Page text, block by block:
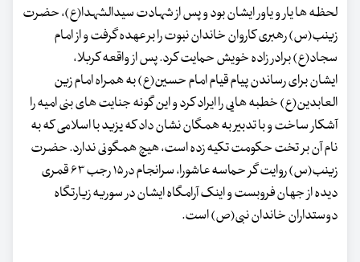
لحظه ها یار و یاور ایشان بود و پس از شهادت سیدالشهدا(ع)، حضرت
زینب(س) رهبری کاروان خاندان نبوت را بر عهده گرفت و از امام
سجاد(ع) برادر زاده خویش حمایت کرد. پس از واقعه کربلا،
ایشان برای رساندن پیام قیام امام حسین(ع) به همراه امام زین
العابدین(ع) خطبه هایی را ایراد کرد و این گونه جنایت ‌های بنی امیه را
آشکار ساخت و با تدبیر به همگان نشان داد که یزید با اسلامی که به
نام آن بر تخت حکومت تکیه زده است، هیچ همگونی ندارد. حضرت
زینب(س) روایت گر حماسه عاشورا، سرانجام در ۱۵ رجب ۶۳ قمری
دیده از جهان فروبست و اینک آرامگاه ایشان در سوریهزیارتگاه
دوستداران خاندان نبی(ص) است.